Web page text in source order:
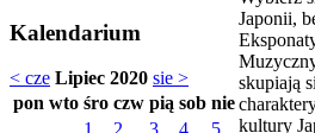
Kalendarium
< cze Lipiec 2020 sie >
pon wto śro czw pią sob nie
Japonii,
skupiają
kultury